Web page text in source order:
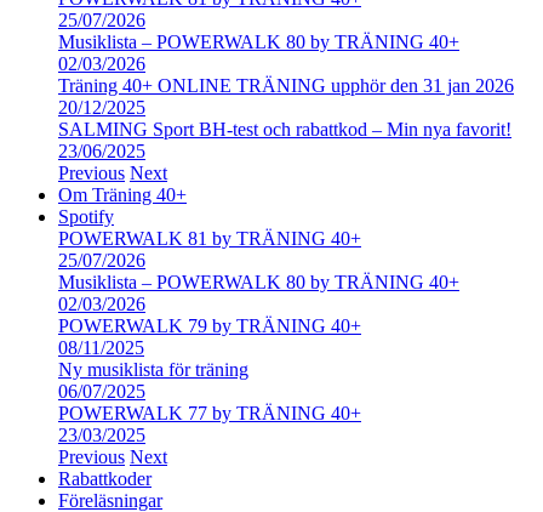
25/07/2026
Musiklista – POWERWALK 80 by TRÄNING 40+
02/03/2026
Träning 40+ ONLINE TRÄNING upphör den 31 jan 2026
20/12/2025
SALMING Sport BH-test och rabattkod – Min nya favorit!
23/06/2025
Previous Next
Om Träning 40+
Spotify
POWERWALK 81 by TRÄNING 40+
25/07/2026
Musiklista – POWERWALK 80 by TRÄNING 40+
02/03/2026
POWERWALK 79 by TRÄNING 40+
08/11/2025
Ny musiklista för träning
06/07/2025
POWERWALK 77 by TRÄNING 40+
23/03/2025
Previous Next
Rabattkoder
Föreläsningar